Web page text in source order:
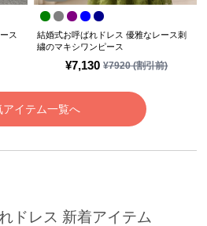
ス
¥7,130 ¥7920(割引前)
結婚式お呼ばれドレス 優雅なレース刺
繍のマキシワンピース
アイテム一覧へ
ドレス 新着アイテム